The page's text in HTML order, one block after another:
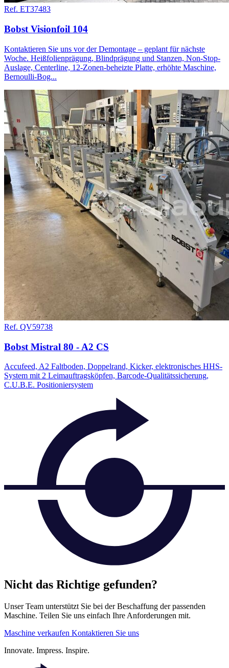
Ref. ET37483
Bobst Visionfoil 104
Kontaktieren Sie uns vor der Demontage – geplant für nächste
Woche. Heißfolienprägung, Blindprägung und Stanzen, Non-Stop-
Auslage, Centerline, 12-Zonen-beheizte Platte, erhöhte Maschine,
Bernoulli-Bog...
Ref. QV59738
Bobst Mistral 80 - A2 CS
Accufeed, A2 Faltboden, Doppelrand, Kicker, elektronisches HHS-
System mit 2 Leimauftragsköpfen, Barcode-Qualitätssicherung,
C.U.B.E. Positioniersystem
Nicht das Richtige gefunden?
Unser Team unterstützt Sie bei der Beschaffung der passenden
Maschine. Teilen Sie uns einfach Ihre Anforderungen mit.
Maschine verkaufen Kontaktieren Sie uns
Innovate. Impress. Inspire.